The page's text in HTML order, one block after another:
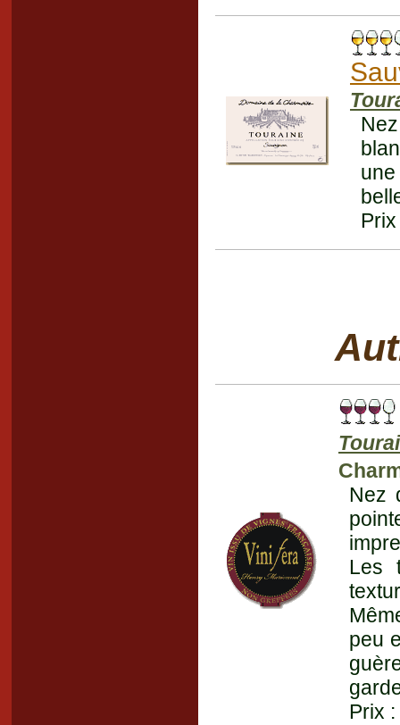
Nez
Les
peu
Prix :